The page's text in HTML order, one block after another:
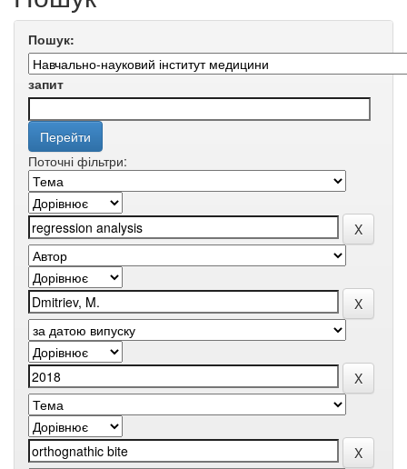
Пошук:
запит
Поточні фільтри: